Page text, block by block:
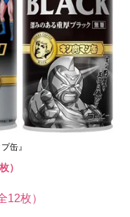
プ缶』
）
12枚）